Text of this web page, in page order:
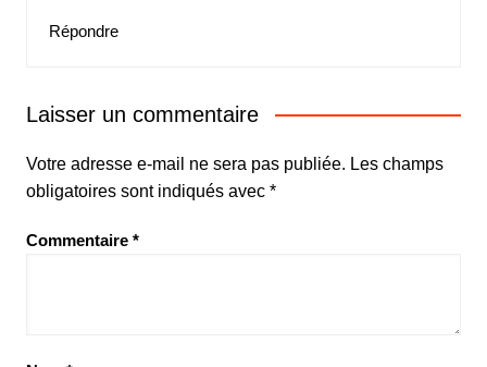
Répondre
Laisser un commentaire
Votre adresse e-mail ne sera pas publiée. Les champs
obligatoires sont indiqués avec *
Commentaire *